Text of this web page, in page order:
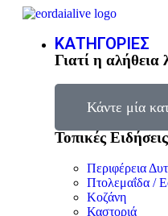
ΚΑΤΗΓΟΡΙΕΣ
Γιατί η αλήθεια
Κάντε μία
Τοπικές Ειδήσεις
Περιφέρεια
Πτολεμαΐδα /
Κοζάνη
Καστοριά